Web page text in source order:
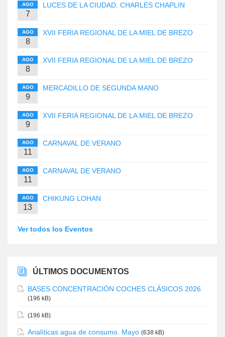
AGO
7
LUCES DE LA CIUDAD. CHARLES CHAPLIN
AGO
8
XVII FERIA REGIONAL DE LA MIEL DE BREZO
AGO
8
XVII FERIA REGIONAL DE LA MIEL DE BREZO
AGO
9
MERCADILLO DE SEGUNDA MANO
AGO
9
XVII FERIA REGIONAL DE LA MIEL DE BREZO
AGO
11
CARNAVAL DE VERANO
AGO
11
CARNAVAL DE VERANO
AGO
13
CHIKUNG LOHAN
Ver todos los Eventos
ÚLTIMOS DOCUMENTOS
BASES CONCENTRACIÓN COCHES CLÁSICOS 2026
(196 kB)
(196 kB)
Analíticas agua de consumo. Mayo (638 kB)